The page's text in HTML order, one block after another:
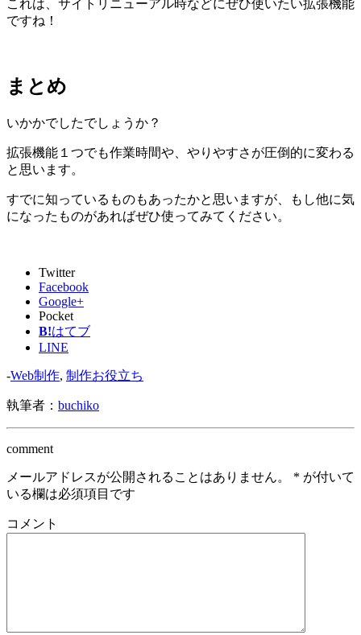
これは、サイトリニューアル時などにぜひ使いたい拡張機能
ですね！
まとめ
いかかでしたでしょうか？
拡張機能１つでも作業時間や、やりやすさが圧倒的に変わる
と思います。
すでに知っているものもあったかと思いますが、もし他に気
になったものがあればぜひ使ってみてください。
Twitter
Facebook
Google+
Pocket
B!はてブ
LINE
-Web制作, 制作お役立ち
執筆者： buchiko
comment
メールアドレスが公開されることはありません。 * が付いて
いる欄は必須項目です
コメント